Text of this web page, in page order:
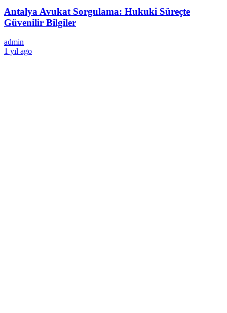
Antalya Avukat Sorgulama: Hukuki Süreçte
Güvenilir Bilgiler
admin
1 yıl ago